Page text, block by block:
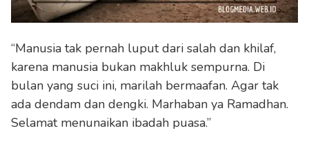
“Manusia tak pernah luput dari salah dan khilaf,
karena manusia bukan makhluk sempurna. Di
bulan yang suci ini, marilah bermaafan. Agar tak
ada dendam dan dengki. Marhaban ya Ramadhan.
Selamat menunaikan ibadah puasa.”